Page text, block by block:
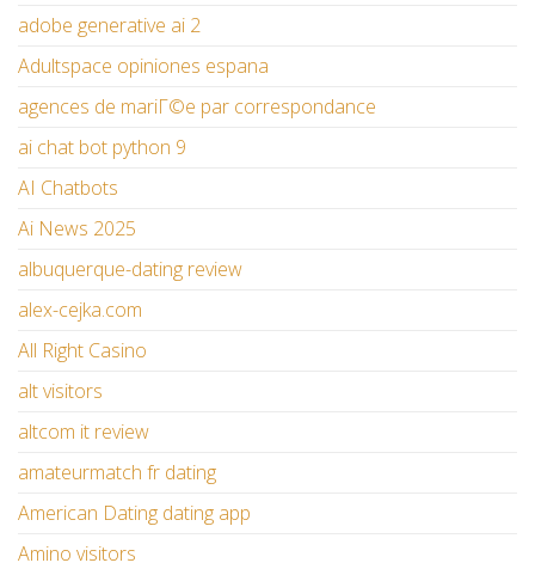
adobe generative ai 2
Adultspace opiniones espana
agences de mariГ©e par correspondance
ai chat bot python 9
AI Chatbots
Ai News 2025
albuquerque-dating review
alex-cejka.com
All Right Casino
alt visitors
altcom it review
amateurmatch fr dating
American Dating dating app
Amino visitors